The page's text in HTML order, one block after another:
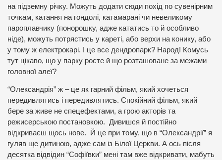
на підземну річку. Можуть додати сюди похід по сувенірним
точкам, катання на гондолі, катамарані чи невеликому
пароплавчику (понорошку, адже кататись то й особливо
ніде), можуть потрястись у кареті, або верхи на конику, або
у тому ж електрокарі. І це все дендропарк? Народ! Комусь
тут цікаво, що у парку росте й що розташоване за межами
головної алеї?
“Олександрія” ж – це як гарний фільм, який хочеться
передивлятись і передивлятись. Спокійний фільм, який
бере за живе не спецефектами, а грою акторів та
режисерською постановкою. Дивишся й постійно
відкриваєш щось нове. Й це при тому, що в “Олександрії” я
гуляв ще дитиною, адже сам із Білої Церкви. А ось після
десятка відвідин “Софіївки” мені там вже відкривати, мабуть